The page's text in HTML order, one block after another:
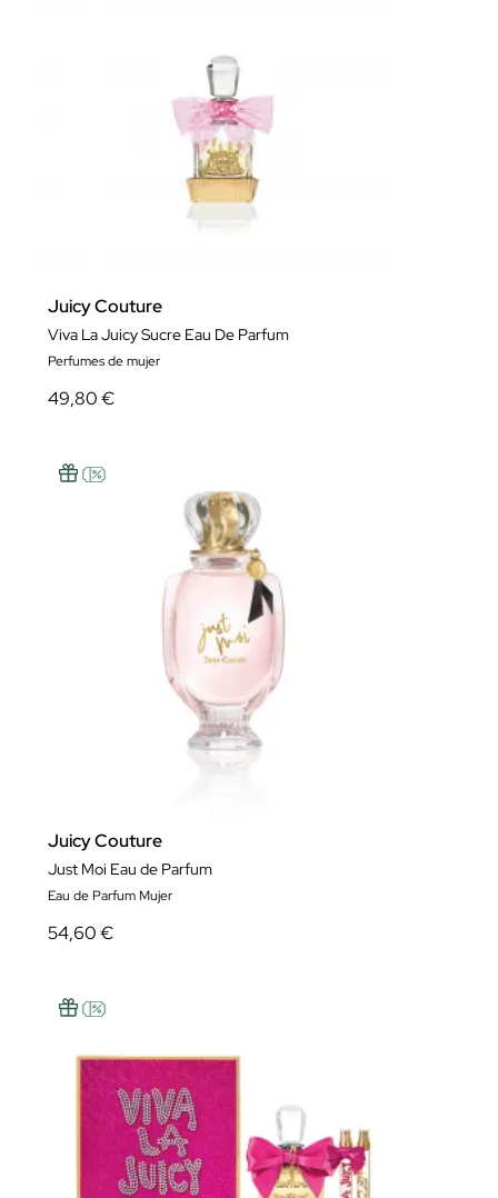
Juicy Couture
Viva La Juicy Sucre Eau De Parfum
Perfumes de mujer
49,80 €
Juicy Couture
Just Moi Eau de Parfum
Eau de Parfum Mujer
54,60 €